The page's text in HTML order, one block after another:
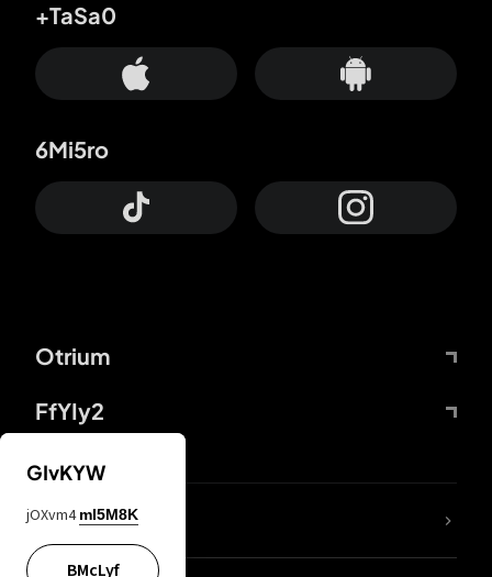
Otrium
FfYIy2
+TaSa0
6Mi5ro
DDcvSo
GIvKYW
jOXvm4 mI5M8K
BMcLyf